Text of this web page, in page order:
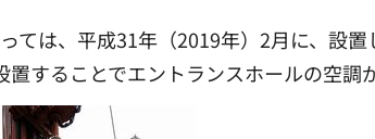
ては、平成31年（2019年）2月に、設
置することでエントランスホールの空調